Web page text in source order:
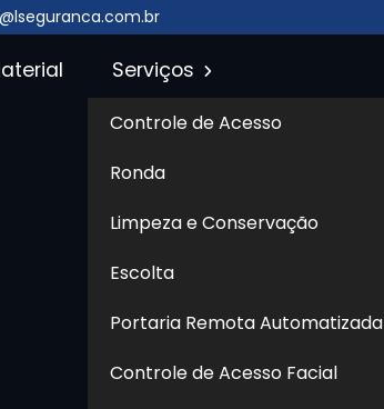
Serviços
Controle de Acesso
Ronda
Limpeza e Conservação
Escolta
Portaria Remota Automatizada
Controle de Acesso Facial